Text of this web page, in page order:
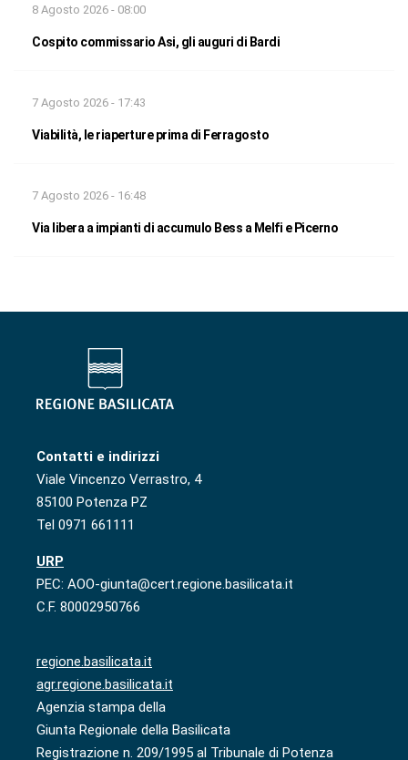
8 Agosto 2026 - 08:00
Cospito commissario Asi, gli auguri di Bardi
7 Agosto 2026 - 17:43
Viabilità, le riaperture prima di Ferragosto
7 Agosto 2026 - 16:48
Via libera a impianti di accumulo Bess a Melfi e Picerno
Contatti e indirizzi
Viale Vincenzo Verrastro, 4
85100 Potenza PZ
Tel 0971 661111
URP
PEC: AOO-giunta@cert.regione.basilicata.it
C.F. 80002950766
regione.basilicata.it
agr.regione.basilicata.it
Agenzia stampa della
Giunta Regionale della Basilicata
Registrazione n. 209/1995 al Tribunale di Potenza